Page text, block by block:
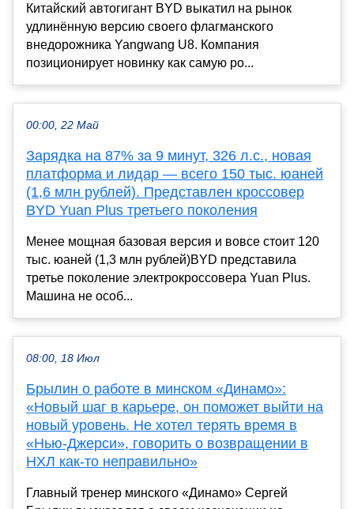
Китайский автогигант BYD выкатил на рынок
удлинённую версию своего флагманского
внедорожника Yangwang U8. Компания
позиционирует новинку как самую ро...
00:00, 22 Май
Зарядка на 87% за 9 минут, 326 л.с., новая
платформа и лидар — всего 150 тыс. юаней
(1,6 млн рублей). Представлен кроссовер
BYD Yuan Plus третьего поколения
Менее мощная базовая версия и вовсе стоит 120
тыс. юаней (1,3 млн рублей)BYD представила
третье поколение электрокроссовера Yuan Plus.
Машина не особ...
08:00, 18 Июл
Брылин о работе в минском «Динамо»:
«Новый шаг в карьере, он поможет выйти на
новый уровень. Не хотел терять время в
«Нью-Джерси», говорить о возвращении в
НХЛ как-то неправильно»
Главный тренер минского «Динамо» Сергей